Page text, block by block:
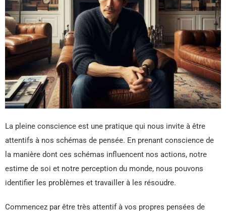
La pleine conscience est une pratique qui nous invite à être
attentifs à nos schémas de pensée. En prenant conscience de
la manière dont ces schémas influencent nos actions, notre
estime de soi et notre perception du monde, nous pouvons
identifier les problèmes et travailler à les résoudre.
Commencez par être très attentif à vos propres pensées de